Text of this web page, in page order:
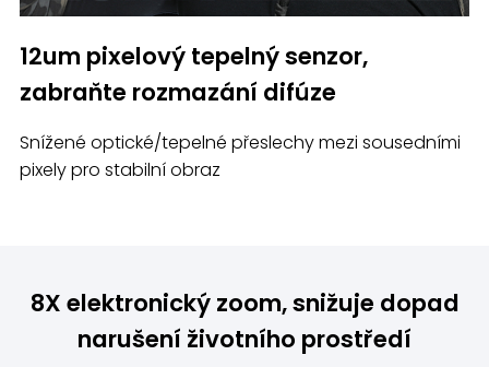
12um pixelový tepelný senzor,
zabraňte rozmazání difúze
Snížené optické/tepelné přeslechy mezi sousedními
pixely pro stabilní obraz
8X elektronický zoom, snižuje dopad
narušení životního prostředí